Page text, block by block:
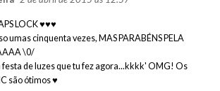
LOCK ♥♥♥
umas cinquenta vezes, MAS PARABÉNS PELA
\0/
festa de luzes que tu fez agora...kkkk' OMG! Os
são ótimos ♥